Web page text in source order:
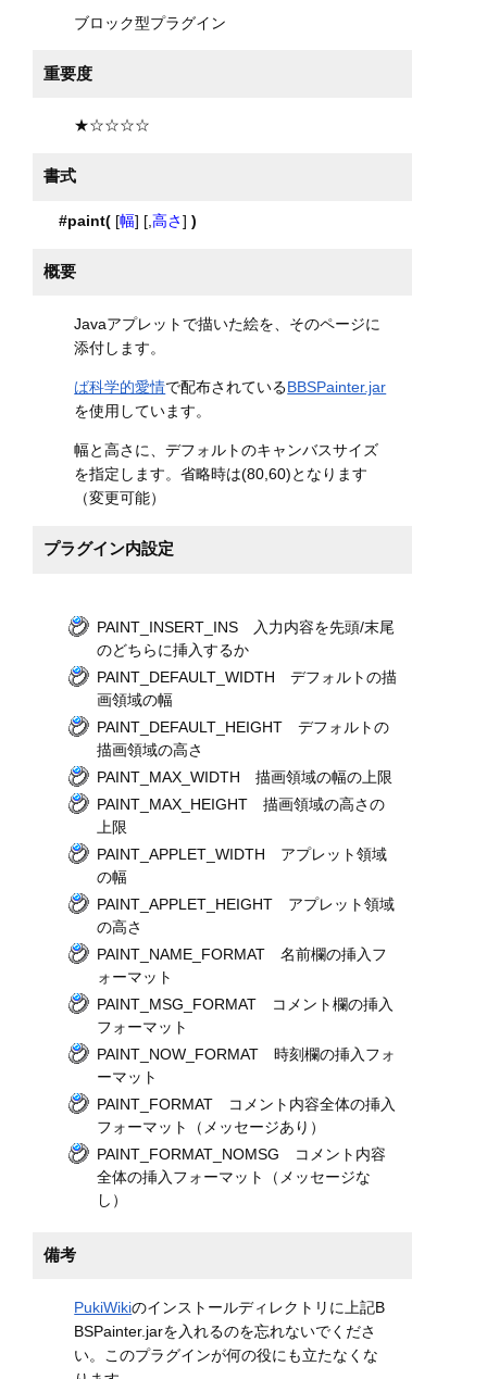
ブロック型プラグイン
重要度
★☆☆☆☆
書式
#paint([幅] [, 高さ] )
概要
Javaアプレットで描いた絵を、そのページに
添付します。
ば科学的愛情で配布されているBBSPainter.jar
を使用しています。
幅と高さに、デフォルトのキャンバスサイズ
を指定します。省略時は(80,60)となります
（変更可能）
プラグイン内設定
PAINT_INSERT_INS 入力内容を先頭/末尾
のどちらに挿入するか
PAINT_DEFAULT_WIDTH デフォルトの描
画領域の幅
PAINT_DEFAULT_HEIGHT デフォルトの
描画領域の高さ
PAINT_MAX_WIDTH 描画領域の幅の上限
PAINT_MAX_HEIGHT 描画領域の高さの
上限
PAINT_APPLET_WIDTH アプレット領域
の幅
PAINT_APPLET_HEIGHT アプレット領域
の高さ
PAINT_NAME_FORMAT 名前欄の挿入フ
ォーマット
PAINT_MSG_FORMAT コメント欄の挿入
フォーマット
PAINT_NOW_FORMAT 時刻欄の挿入フォ
ーマット
PAINT_FORMAT コメント内容全体の挿入
フォーマット（メッセージあり）
PAINT_FORMAT_NOMSG コメント内容
全体の挿入フォーマット（メッセージな
し）
備考
PukiWikiのインストールディレクトリに上記B
BSPainter.jarを入れるのを忘れないでくださ
い。このプラグインが何の役にも立たなくな